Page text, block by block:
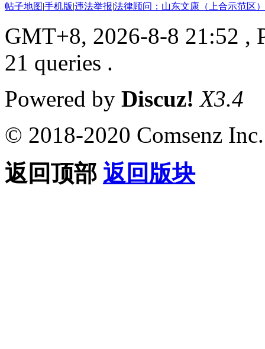
帖子地图|手机版|违法举报|法律顾问：山东文康（上合示范区
GMT+8, 2026-8-8 21:52 ,
21 queries .
Powered by Discuz! X3.4
© 2018-2020 Comsenz Inc.
返回顶部 返回版块